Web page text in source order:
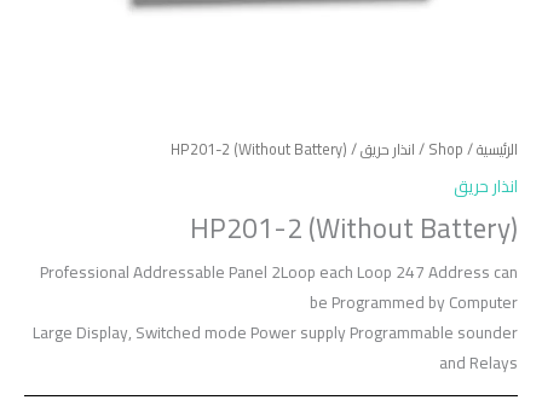
الرئيسية/
Shop
/انذار حريق/ HP201-2 (Without Battery)
انذار حريق
HP201-2 (Without Battery)
Professional Addressable Panel 2Loop each Loop 247 Address can
be Programmed by Computer
Large Display, Switched mode Power supply Programmable sounder
and Relays